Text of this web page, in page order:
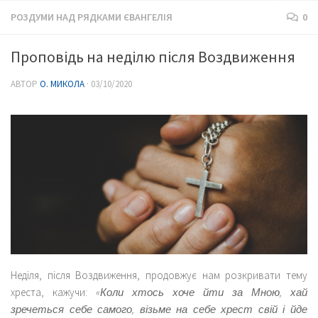
РОЗДУМИ НАД РЯДКАМИ ЄВАНГЕЛІЯ 0
Проповідь на неділю після Воздвиження
АВТОР О. МИКОЛА · 03/10/2020
Неділя, після Воздвиження, продовжує нам розкривати тему
хреста, кажучи: «Коли хтось хоче йти за Мною, хай
зречеться себе самого, візьме на себе хрест свій і йде